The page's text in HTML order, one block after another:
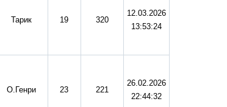
Тарик 19 320
12.03.2026
13:53:24
O.Генри 23 221
26.02.2026
22:44:32